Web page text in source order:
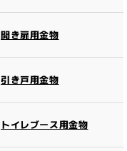
開き扉用金物
引き戸用金物
トイレブース用金物